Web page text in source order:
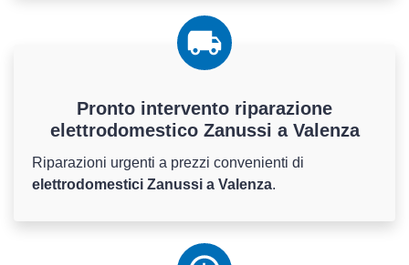
Pronto intervento riparazione
elettrodomestico Zanussi a Valenza
Riparazioni urgenti a prezzi convenienti di
elettrodomestici Zanussi a Valenza.